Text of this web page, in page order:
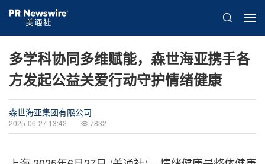
多学科协同多维赋能，森世海亚携手各
方发起公益关爱行动守护情绪健康
森世海亚集团有限公司
2025-06-27 13:42 7832